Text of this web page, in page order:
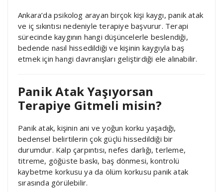
Ankara’da psikolog arayan birçok kişi kaygı, panik atak
ve iç sıkıntısı nedeniyle terapiye başvurur. Terapi
sürecinde kaygının hangi düşüncelerle beslendiği,
bedende nasıl hissedildiği ve kişinin kaygıyla baş
etmek için hangi davranışları geliştirdiği ele alınabilir.
Panik Atak Yaşıyorsan
Terapiye Gitmeli misin?
Panik atak, kişinin ani ve yoğun korku yaşadığı,
bedensel belirtilerin çok güçlü hissedildiği bir
durumdur. Kalp çarpıntısı, nefes darlığı, terleme,
titreme, göğüste baskı, baş dönmesi, kontrolü
kaybetme korkusu ya da ölüm korkusu panik atak
sırasında görülebilir.